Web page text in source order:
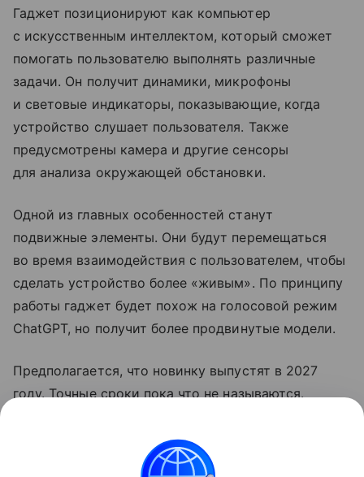
Гаджет позиционируют как компьютер
с искусственным интеллектом, который сможет
помогать пользователю выполнять различные
задачи. Он получит динамики, микрофоны
и световые индикаторы, показывающие, когда
устройство слушает пользователя. Также
предусмотрены камера и другие сенсоры
для анализа окружающей обстановки.
Одной из главных особенностей станут
подвижные элементы. Они будут перемещаться
во время взаимодействия с пользователем, чтобы
сделать устройство более «живым». По принципу
работы гаджет будет похож на голосовой режим
ChatGPT, но получит более продвинутые модели.
Предполагается, что новинку выпустят в 2027
году. Точные сроки пока что не называются.
выпустиласвой первый гаджет.